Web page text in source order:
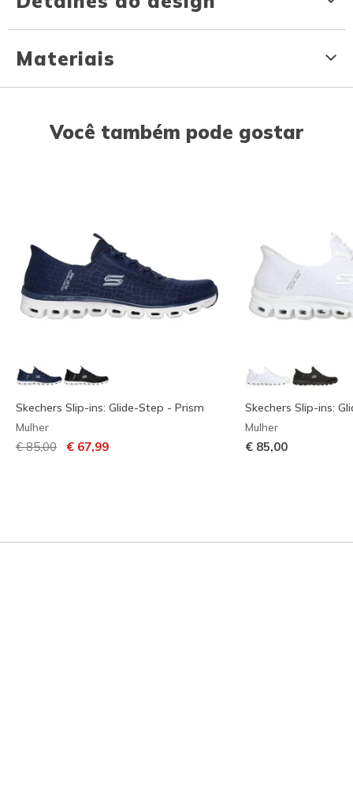
Materiais
Você também pode gostar
Skechers Slip-ins: Glide-Step - Prism
Mulher
Preço com desconto de
€ 85,00 para
€ 67,99
Skechers Slip-ins:
Mulher
€ 85,00